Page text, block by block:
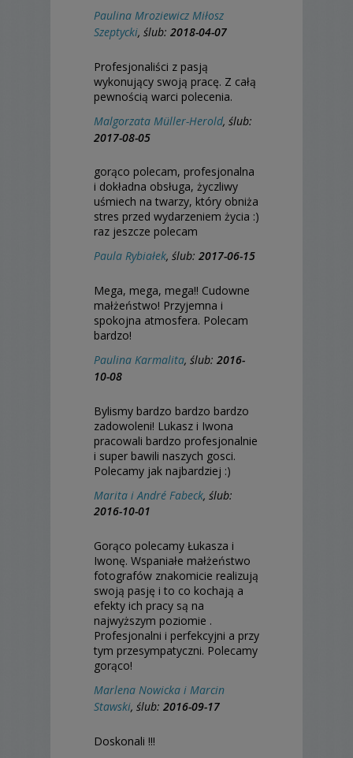
Paulina Mroziewicz Miłosz
Szeptycki, ślub: 2018-04-07
Profesjonaliści z pasją
wykonujący swoją pracę. Z całą
pewnością warci polecenia.
Malgorzata Müller-Herold, ślub:
2017-08-05
gorąco polecam, profesjonalna
i dokładna obsługa, życzliwy
uśmiech na twarzy, który obniża
stres przed wydarzeniem życia :)
raz jeszcze polecam
Paula Rybiałek, ślub: 2017-06-15
Mega, mega, mega!! Cudowne
małżeństwo! Przyjemna i
spokojna atmosfera. Polecam
bardzo!
Paulina Karmalita, ślub: 2016-
10-08
Bylismy bardzo bardzo bardzo
zadowoleni! Lukasz i Iwona
pracowali bardzo profesjonalnie
i super bawili naszych gosci.
Polecamy jak najbardziej :)
Marita i André Fabeck, ślub:
2016-10-01
Gorąco polecamy Łukasza i
Iwonę. Wspaniałe małżeństwo
fotografów znakomicie realizują
swoją pasję i to co kochają a
efekty ich pracy są na
najwyższym poziomie .
Profesjonalni i perfekcyjni a przy
tym przesympatyczni. Polecamy
gorąco!
Marlena Nowicka i Marcin
Stawski, ślub: 2016-09-17
Doskonali !!!